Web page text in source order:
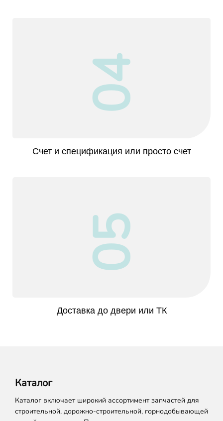
04
Счет и спецификация или просто счет
05
Доставка до двери или ТК
Каталог
Каталог включает широкий ассортимент запчастей для
строительной, дорожно-строительной, горнодобывающей